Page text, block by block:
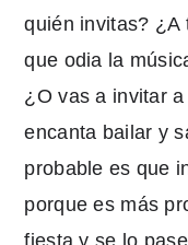
quién invitas? ¿A
que odia la
¿O vas a invitar
encanta bailar y
probable es que
porque es más
fiesta y se lo